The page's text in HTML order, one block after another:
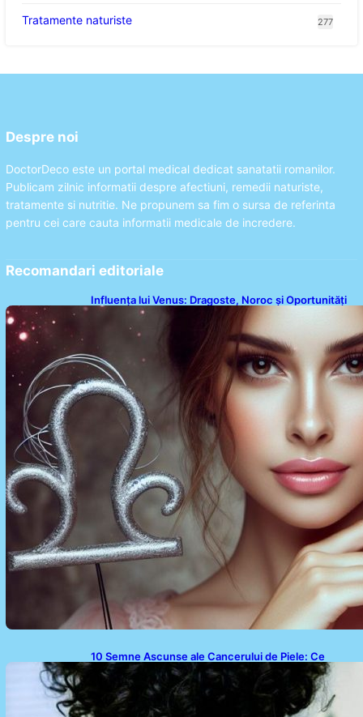
Tratamente naturiste 277
Despre noi
DoctorDeco este un portal medical dedicat sanatatii romanilor.
Publicam zilnic informatii despre afectiuni, remedii naturiste,
tratamente si nutritie. Ne propunem sa fim o sursa de referinta
pentru cei care cauta informatii medicale de incredere.
Recomandari editoriale
Influența lui Venus: Dragoste, Noroc și Oportunități
pentru Tauri și Balanțe în Weekendul 8-9 August
10 Semne Ascunse ale Cancerului de Piele: Ce
Trebuie să Știm pentru a Ne Proteja